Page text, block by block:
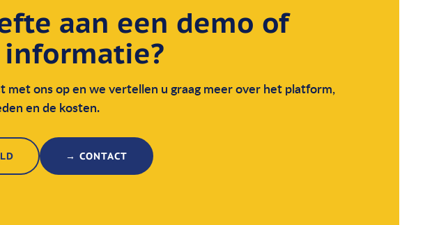
aan een demo of
met ons op en we vertellen u graag meer over het platform,
en de kosten.
→ CONTACT